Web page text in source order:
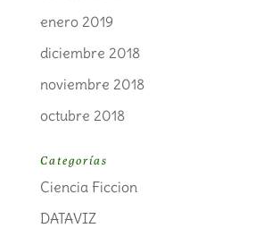
enero 2019
diciembre 2018
noviembre 2018
octubre 2018
Categorías
Ciencia Ficcion
DATAVIZ